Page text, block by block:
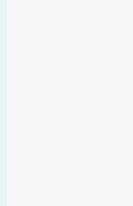
Cần bán Đất
Lô đất đấu